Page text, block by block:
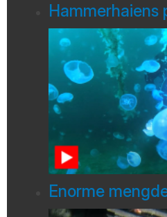
Hammerhaiens
Enorme